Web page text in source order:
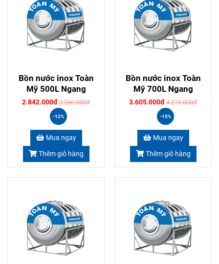
Bồn nước inox Toàn
Mỹ 500L Ngang
2.842.000đ 3.260.000đ
-12%
Mua ngay
Thêm giỏ hàng
Bồn nước inox Toàn
Mỹ 700L Ngang
3.605.000đ 4.270.000đ
-15%
Mua ngay
Thêm giỏ hàng